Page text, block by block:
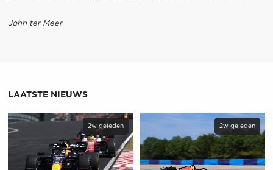
John ter Meer
LAATSTE NIEUWS
2w geleden 2w geleden